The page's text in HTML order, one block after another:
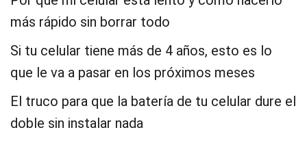
más rápido sin borrar todo
Si tu celular tiene más de 4 años, esto es lo
que le va a pasar en los próximos meses
El truco para que la batería de tu celular dure el
doble sin instalar nada